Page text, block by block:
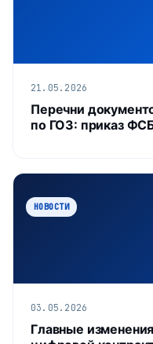
21.05.2026
Перечни
по ГОЗ: приказ
НОВОСТИ
03.05.2026
Главные